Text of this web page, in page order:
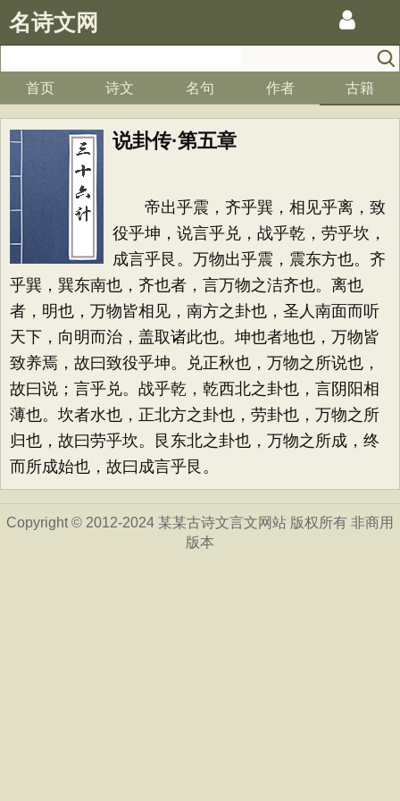
名诗文网
首页 诗文 名句 作者 古籍
说卦传·第五章
帝出乎震，齐乎巽，相见乎离，致
役乎坤，说言乎兑，战乎乾，劳乎坎，
成言乎艮。万物出乎震，震东方也。齐
乎巽，巽东南也，齐也者，言万物之洁齐也。离也
者，明也，万物皆相见，南方之卦也，圣人南面而听
天下，向明而治，盖取诸此也。坤也者地也，万物皆
致养焉，故曰致役乎坤。兑正秋也，万物之所说也，
故曰说；言乎兑。战乎乾，乾西北之卦也，言阴阳相
薄也。坎者水也，正北方之卦也，劳卦也，万物之所
归也，故曰劳乎坎。艮东北之卦也，万物之所成，终
而所成始也，故曰成言乎艮。
Copyright © 2012-2024 某某古诗文言文网站 版权所有 非商用
版本